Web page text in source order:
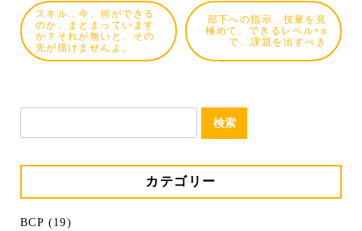
スキル…今、何ができる
のか、まとまっています
か？それが無いと、その
先が描けませんよ。
部下への指示…技量を見
極めて、できるレベル+α
で、課題を出すべき
カテゴリー
BCP (19)